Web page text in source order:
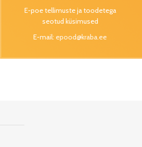
E-poe tellimuste ja toodetega
seotud küsimused
E-mail: epood@kraba.ee